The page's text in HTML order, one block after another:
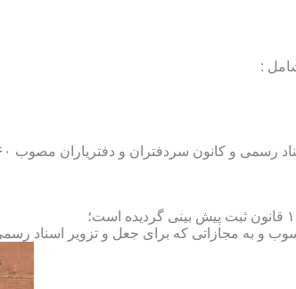
و به مجازاتی که برای جعل و تزویر اسناد